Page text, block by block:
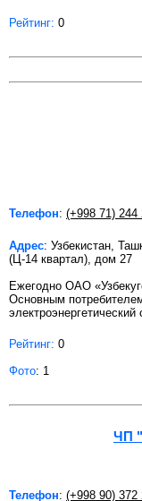
Рейтинг: 0
Телефон: (+998 71) 244
Адрес: Узбекистан,
(Ц-14 квартал), дом 27
Ежегодно ОАО
Основным
Рейтинг: 0
Фото: 1
ЧП
Телефон: (+998 90) 372